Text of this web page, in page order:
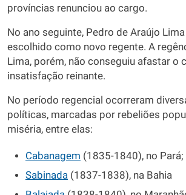
províncias renunciou ao cargo.
No ano seguinte, Pedro de Araújo
escolhido como novo regente. A
Lima, porém, não conseguiu afastar o
insatisfação reinante.
No período regencial ocorreram
políticas, marcadas por rebeliões
miséria, entre elas:
Cabanagem (1835-1840), no Pará;
Sabinada (1837-1838), na Bahia